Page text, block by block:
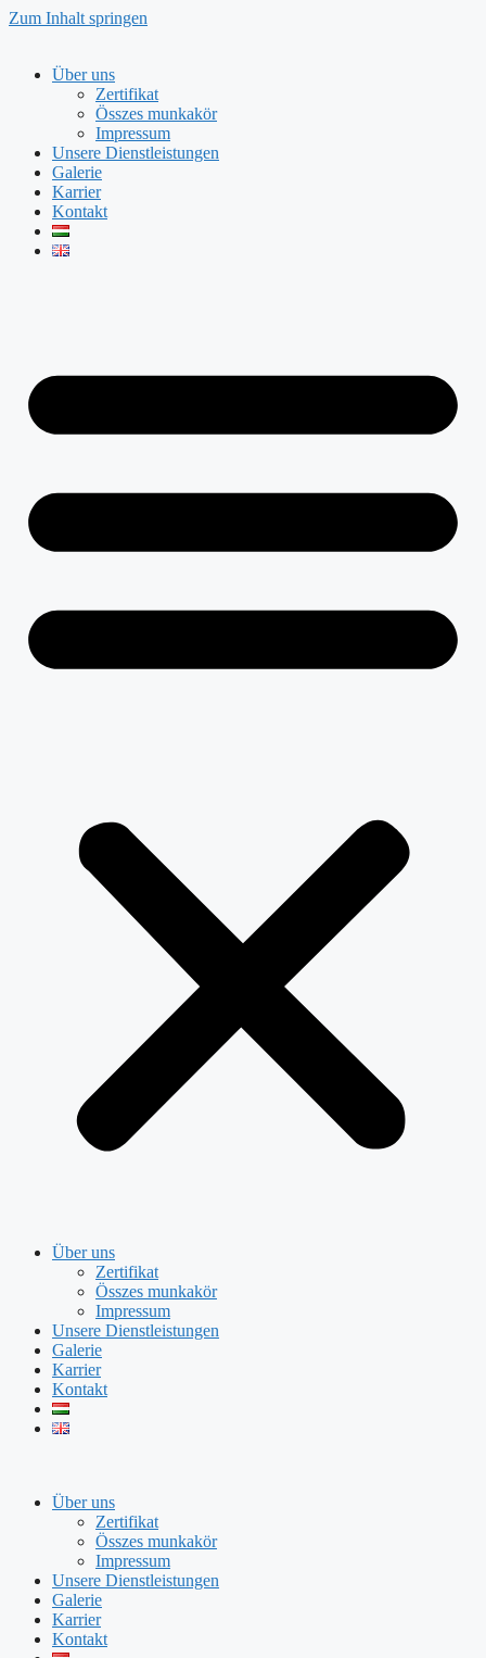
Zum Inhalt springen
Über uns
Zertifikat
Összes munkakör
Impressum
Unsere Dienstleistungen
Galerie
Karrier
Kontakt
Über uns
Zertifikat
Összes munkakör
Impressum
Unsere Dienstleistungen
Galerie
Karrier
Kontakt
Über uns
Zertifikat
Összes munkakör
Impressum
Unsere Dienstleistungen
Galerie
Karrier
Kontakt